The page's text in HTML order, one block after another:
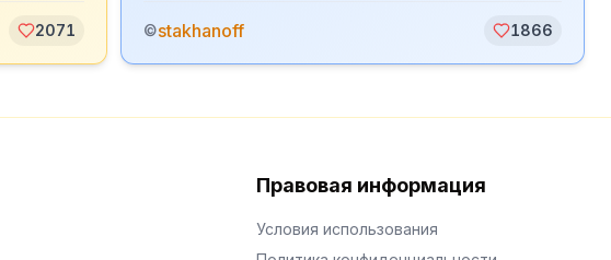
2071 ©stakhanoff 1866
Правовая информация
Условия использования